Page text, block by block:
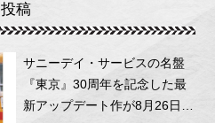
投稿
サニーデイ・サービスの名盤
『東京』30周年を記念した最
新アップデート作が8月26日に